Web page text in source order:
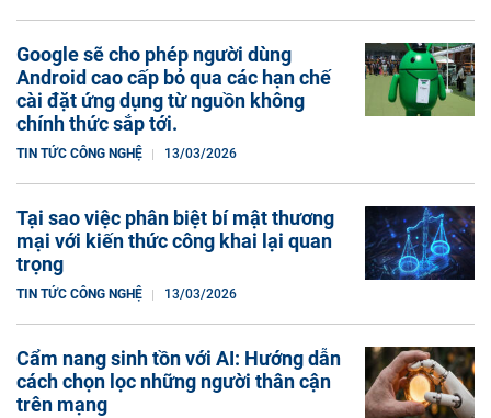
Google sẽ cho phép người dùng
Android cao cấp bỏ qua các hạn chế
cài đặt ứng dụng từ nguồn không
chính thức sắp tới.
TIN TỨC CÔNG NGHỆ 13/03/2026
Tại sao việc phân biệt bí mật thương
mại với kiến ​​thức công khai lại quan
trọng
TIN TỨC CÔNG NGHỆ 13/03/2026
Cẩm nang sinh tồn với AI: Hướng dẫn
cách chọn lọc những người thân cận
trên mạng